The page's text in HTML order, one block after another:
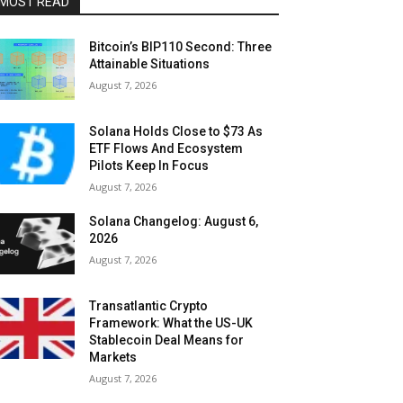
Bitcoin’s BIP110 Second: Three
Attainable Situations
August 7, 2026
Solana Holds Close to $73 As
ETF Flows And Ecosystem
Pilots Keep In Focus
August 7, 2026
Solana Changelog: August 6,
2026
August 7, 2026
Transatlantic Crypto
Framework: What the US-UK
Stablecoin Deal Means for
Markets
August 7, 2026